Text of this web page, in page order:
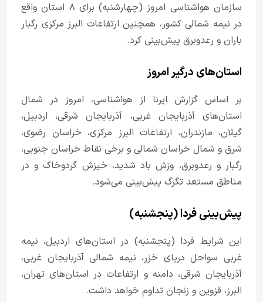
سازمان هواشناسی امروز (چهارشنبه) برای ۸ استان واقع
در نیمه شمالی کشور، همچنین ارتفاعات البرز مرکزی رگبار
باران و رعدوبرق پیش‌بینی کرد.
استان‌های درگیر امروز
بر اساس گزارش ایرنا از هواشناسی، امروز در شمال
استان‌های آذربایجان غربی، آذربایجان شرقی، اردبیل،
گیلان، مازندران، ارتفاعات البرز مرکزی، خراسان رضوی،
شرق و شمال خراسان شمالی و برخی نقاط خراسان جنوبی،
رگبار و رعدوبرق، وزش باد شدید، خیزش گردوخاک و در
مناطق مستعد تگرگ پیش‌بینی می‌شود.
پیش‌بینی فردا (پنجشنبه)
این شرایط فردا (پنجشنبه) در استان‌های اردبیل، نیمه
غربی سواحل دریای خزر، نیمه شمالی آذربایجان غربی،
آذربایجان شرقی، دامنه و ارتفاعات در استان‌های تهران،
البرز، قزوین و زنجان تداوم خواهد داشت.